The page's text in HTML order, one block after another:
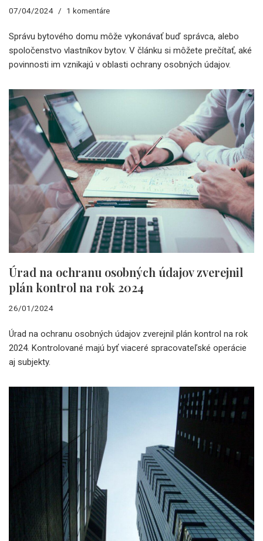
07/04/2024 1 komentáre
Správu bytového domu môže vykonávať buď správca, alebo
spoločenstvo vlastníkov bytov. V článku si môžete prečítať, aké
povinnosti im vznikajú v oblasti ochrany osobných údajov.
Úrad na ochranu osobných údajov zverejnil
plán kontrol na rok 2024
26/01/2024
Úrad na ochranu osobných údajov zverejnil plán kontrol na rok
2024. Kontrolované majú byť viaceré spracovateľské operácie
aj subjekty.